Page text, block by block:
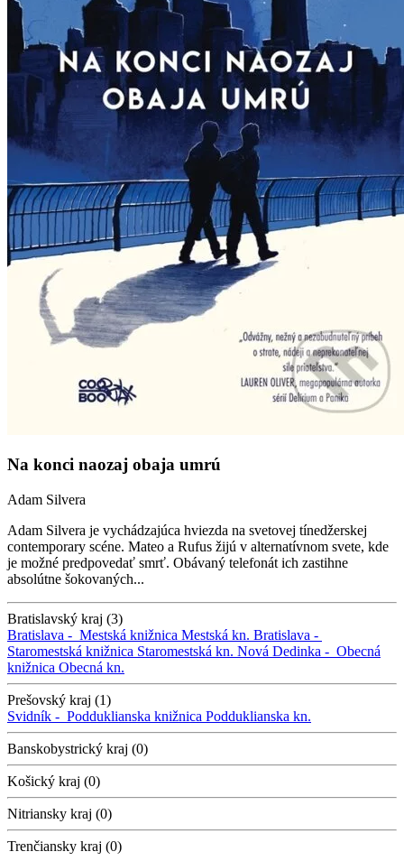
Na konci naozaj obaja umrú
Adam Silvera
Adam Silvera je vychádzajúca hviezda na svetovej tínedžerskej
contemporary scéne. Mateo a Rufus žijú v alternatívnom svete, kde
je možné predpovedať smrť. Obávaný telefonát ich zastihne
absolútne šokovaných...
Bratislavský kraj (3)
Bratislava - Mestská knižnica Mestská kn. Bratislava -
Staromestská knižnica Staromestská kn. Nová Dedinka - Obecná
knižnica Obecná kn.
Prešovský kraj (1)
Svidník - Podduklianska knižnica Podduklianska kn.
Banskobystrický kraj (0)
Košický kraj (0)
Nitriansky kraj (0)
Trenčiansky kraj (0)